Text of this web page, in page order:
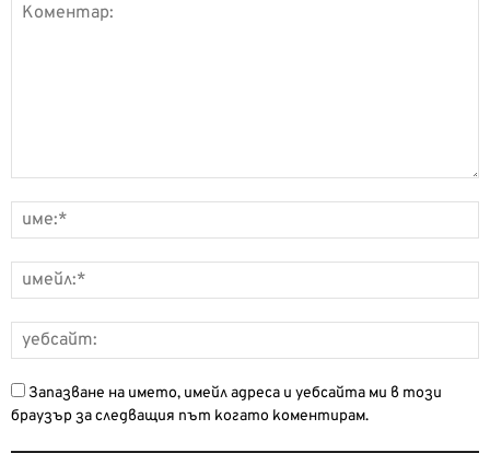
Запазване на името, имейл адреса и уебсайта ми в този
браузър за следващия път когато коментирам.